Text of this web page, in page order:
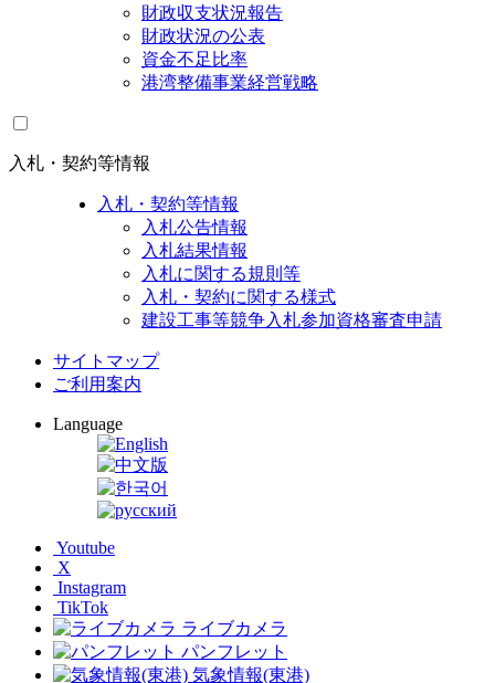
財政収支状況報告
財政状況の公表
資金不足比率
港湾整備事業経営戦略
入札・契約等情報
入札・契約等情報
入札公告情報
入札結果情報
入札に関する規則等
入札・契約に関する様式
建設工事等競争入札参加資格審査申請
サイトマップ
ご利用案内
Language
Youtube
X
Instagram
TikTok
ライブカメラ
パンフレット
気象情報(東港)